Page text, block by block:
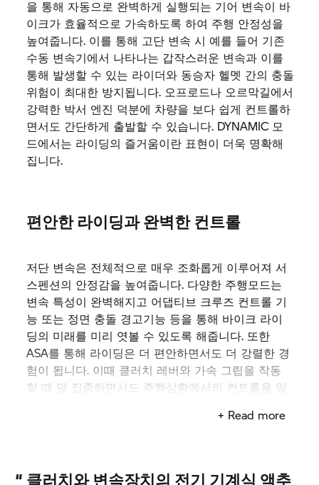
을 통해 자동으로 완벽하게 실행되는 기어 변속이 바
이크가 효율적으로 가속하도록 하여 주행 안정성을
높여줍니다. 이를 통해 고단 변속 시 예를 들어 기존
수동 변속기에서 나타나는 갑작스러운 변속과 이를
통해 발생할 수 있는 라이더와 동승자 헬멧 간의 충돌
위험이 최대한 방지됩니다. 오프로드나 오르막길에서
강력한 박서 엔진 덕분에 차량을 보다 쉽게 컨트롤하
면서도 간단하게 출발할 수 있습니다. DYNAMIC 모
드에서는 라이딩의 즐거움이란 표현이 더욱 명확해
집니다.
편안한 라이딩과 완벽한 컨트롤
저단 변속은 전체적으로 매우 조화롭게 이루어져 서
스펜션의 안정감을 높여줍니다. 다양한 주행모드는
변속 특성이 완벽해지고 어댑티브 크루즈 컨트롤 기
능 또는 정면 충돌 경고기능 등을 통해 바이크 라이
딩의 미래를 미리 엿볼 수 있도록 해줍니다. 또한
ASA를 통해 라이딩은 더 편안하면서도 더 강렬한 경
험이 됩니다. 이때 클러치 레버와 가속 그립을 작동
할 때 덜 집중하면서도 주행상황에서의 컨트롤을 잃
+ Read more
“ 클러치와 변속장치의 전기 기계식 액추